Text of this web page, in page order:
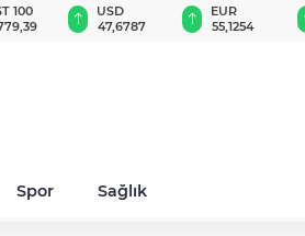
100
USD
47,6787
EUR
55,1254
Spor Sağlık